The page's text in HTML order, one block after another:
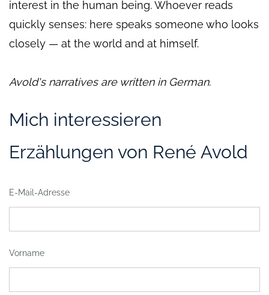
interest in the human being. Whoever reads
quickly senses: here speaks someone who looks
closely — at the world and at himself.
Avold's narratives are written in German.
Mich interessieren
Erzählungen von René Avold
E-Mail-Adresse
Vorname